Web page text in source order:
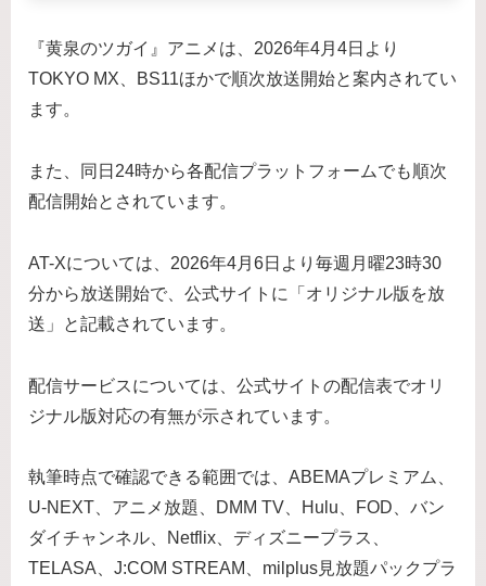
『黄泉のツガイ』アニメは、2026年4月4日より
TOKYO MX、BS11ほかで順次放送開始と案内されてい
ます。
また、同日24時から各配信プラットフォームでも順次
配信開始とされています。
AT-Xについては、2026年4月6日より毎週月曜23時30
分から放送開始で、公式サイトに「オリジナル版を放
送」と記載されています。
配信サービスについては、公式サイトの配信表でオリ
ジナル版対応の有無が示されています。
執筆時点で確認できる範囲では、ABEMAプレミアム、
U-NEXT、アニメ放題、DMM TV、Hulu、FOD、バン
ダイチャンネル、Netflix、ディズニープラス、
TELASA、J:COM STREAM、milplus見放題パックプラ